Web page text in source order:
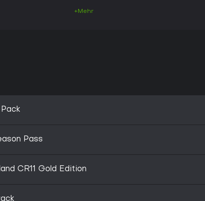
+Mehr
Pass
CR11 Gold Edition